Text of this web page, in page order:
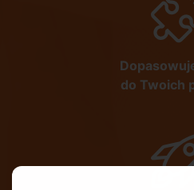
do Twoich